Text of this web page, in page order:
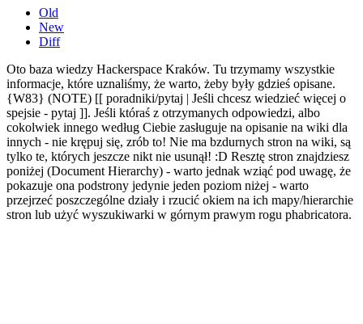
Old
New
Diff
Oto baza wiedzy Hackerspace Kraków. Tu trzymamy wszystkie
informacje, które uznaliśmy, że warto, żeby były gdzieś opisane.
{W83} (NOTE) [[ poradniki/pytaj | Jeśli chcesz wiedzieć więcej o
spejsie - pytaj ]]. Jeśli któraś z otrzymanych odpowiedzi, albo
cokolwiek innego według Ciebie zasługuje na opisanie na wiki dla
innych - nie krępuj się, zrób to! Nie ma bzdurnych stron na wiki, są
tylko te, których jeszcze nikt nie usunął! :D Resztę stron znajdziesz
poniżej (Document Hierarchy) - warto jednak wziąć pod uwagę, że
pokazuje ona podstrony jedynie jeden poziom niżej - warto
przejrzeć poszczególne działy i rzucić okiem na ich mapy/hierarchie
stron lub użyć wyszukiwarki w górnym prawym rogu phabricatora.